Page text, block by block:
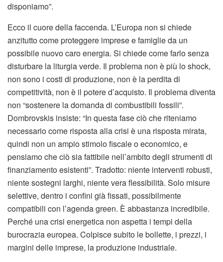
disponiamo”.
Ecco il cuore della faccenda. L’Europa non si chiede
anzitutto come proteggere imprese e famiglie da un
possibile nuovo caro energia. Si chiede come farlo senza
disturbare la liturgia verde. Il problema non è più lo shock,
non sono i costi di produzione, non è la perdita di
competitività, non è il potere d’acquisto. Il problema diventa
non “sostenere la domanda di combustibili fossili”.
Dombrovskis insiste: “In questa fase ciò che riteniamo
necessario come risposta alla crisi è una risposta mirata,
quindi non un ampio stimolo fiscale o economico, e
pensiamo che ciò sia fattibile nell’ambito degli strumenti di
finanziamento esistenti”. Tradotto: niente interventi robusti,
niente sostegni larghi, niente vera flessibilità. Solo misure
selettive, dentro i confini già fissati, possibilmente
compatibili con l’agenda green. È abbastanza incredibile.
Perché una crisi energetica non aspetta i tempi della
burocrazia europea. Colpisce subito le bollette, i prezzi, i
margini delle imprese, la produzione industriale.